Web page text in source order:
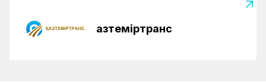
Қазтеміртранс